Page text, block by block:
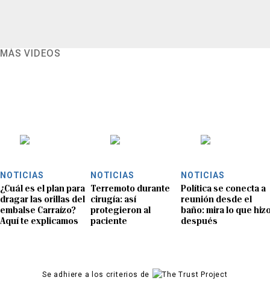
MÁS VIDEOS
NOTICIAS
¿Cuál es el plan para
dragar las orillas del
embalse Carraízo?
Aquí te explicamos
NOTICIAS
Terremoto durante
cirugía: así
protegieron al
paciente
NOTICIAS
Política se conecta a
reunión desde el
baño: mira lo que
después
Se adhiere a los criterios de